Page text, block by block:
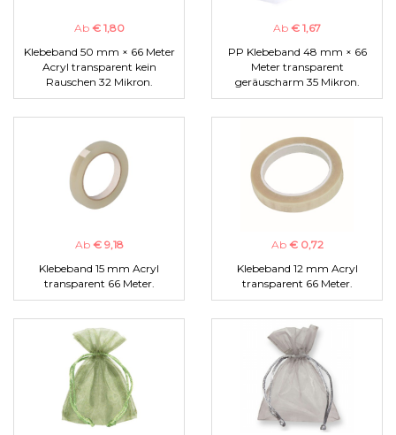
Ab € 1,80
Klebeband 50 mm × 66 Meter
Acryl transparent kein
Rauschen 32 Mikron.
Ab € 1,67
PP Klebeband 48 mm × 66
Meter transparent
geräuscharm 35 Mikron.
Ab € 9,18
Klebeband 15 mm Acryl
transparent 66 Meter.
Ab € 0,72
Klebeband 12 mm Acryl
transparent 66 Meter.